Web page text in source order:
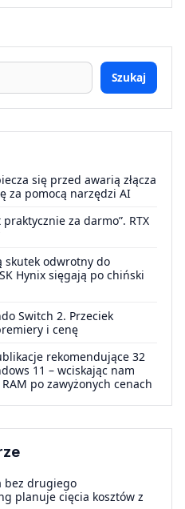
Szukaj
się przed awarią złącza
za pomocą narzędzi AI
za darmo”. RTX
skutek odwrotny do
Hynix sięgają po chiński
Switch 2. Przeciek
i cenę
rekomendujące 32
11 – wciskając nam
po zawyżonych cenach
bez drugiego
planuje cięcia kosztów z